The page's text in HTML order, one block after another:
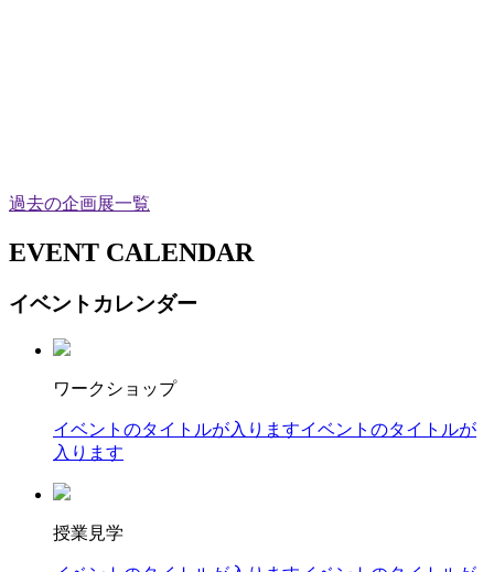
過去の企画展一覧
EVENT CALENDAR
イベントカレンダー
ワークショップ
イベントのタイトルが入りますイベントのタイトルが
入ります
授業見学